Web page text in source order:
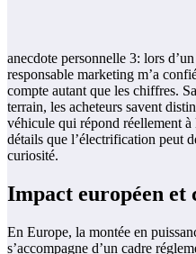
anecdote personnelle 3: lors
responsable marketing m’a
compte autant que les chiffres.
terrain, les acheteurs savent
véhicule qui répond réellement à
détails que l’électrification peut
curiosité.
Impact européen et
En Europe, la montée en
s’accompagne d’un cadre